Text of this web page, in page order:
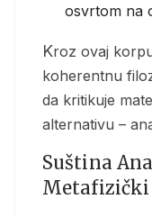
osvrtom na
Kroz ovaj korpus, Kastrup je izgradio
koherentnu
da kritikuje
alternativu –
Suština